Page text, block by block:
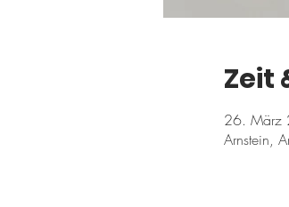
Zeit
26.
Arnstein,